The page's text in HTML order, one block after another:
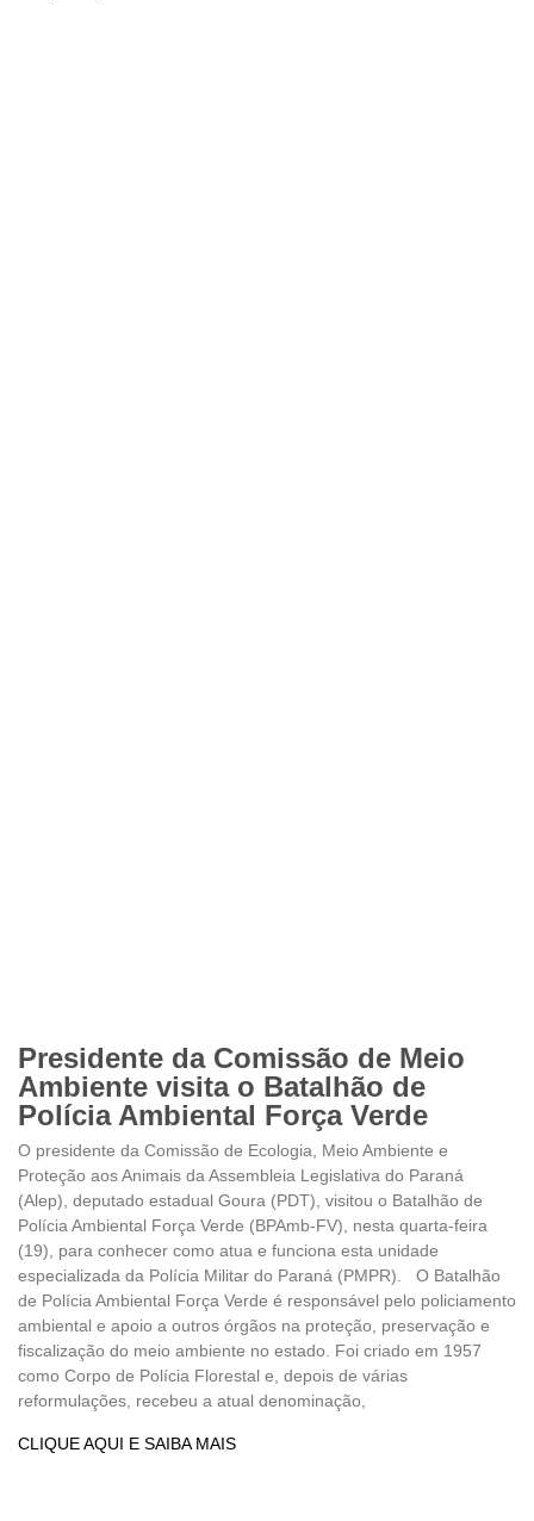
Presidente da Comissão de Meio
Ambiente visita o Batalhão de
Polícia Ambiental Força Verde
O presidente da Comissão de Ecologia, Meio Ambiente e
Proteção aos Animais da Assembleia Legislativa do Paraná
(Alep), deputado estadual Goura (PDT), visitou o Batalhão de
Polícia Ambiental Força Verde (BPAmb-FV), nesta quarta-feira
(19), para conhecer como atua e funciona esta unidade
especializada da Polícia Militar do Paraná (PMPR). O Batalhão
de Polícia Ambiental Força Verde é responsável pelo policiamento
ambiental e apoio a outros órgãos na proteção, preservação e
fiscalização do meio ambiente no estado. Foi criado em 1957
como Corpo de Polícia Florestal e, depois de várias
reformulações, recebeu a atual denominação,
CLIQUE AQUI E SAIBA MAIS